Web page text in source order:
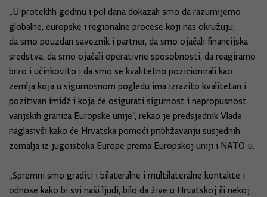
„U proteklih godinu i pol dana dokazali smo da razumijemo
globalne, europske i regionalne procese koji nas okružuju,
da smo pouzdan saveznik i partner, da smo ojačali financijska
sredstva, da smo ojačali operativne sposobnosti, da reagiramo
brzo i učinkovito i da smo se kvalitetno pozicionirali kao
zemlja koja u sigurnosnom pogledu ima izrazito kvalitetan i
pozitivan imidž i koja će osigurati sigurnost i nepropusnost
vanjskih granica Europske unije“, rekao je predsjednik Vlade
naglasivši kako će Hrvatska pomoći približavanju susjednih
zemalja iz jugoistoka Europe prema Europskoj uniji i NATO-u.
„Spremni smo graditi i bilateralne i multilateralne kontakte i
odnose kako bi svi naši ljudi, bilo da žive u Hrvatskoj ili nekoj